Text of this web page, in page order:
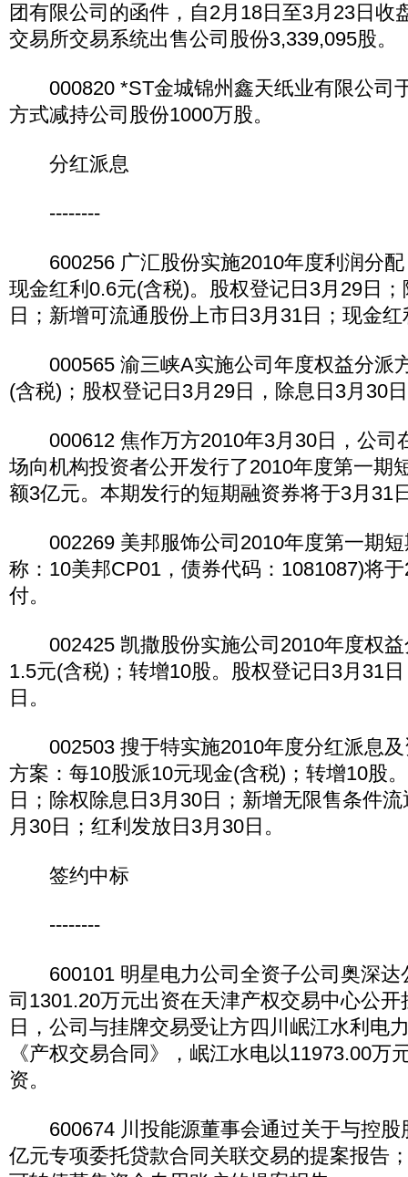
团有限公司的函件，自2月18日至3月23日收
交易所交易系统出售公司股份3,339,095股。
000820 *ST金城锦州鑫天纸业有限公司
方式减持公司股份1000万股。
分红派息
--------
600256 广汇股份实施2010年度利润分配
现金红利0.6元(含税)。股权登记日3月29日
日；新增可流通股份上市日3月31日；现金
000565 渝三峡A实施公司年度权益分派
(含税)；股权登记日3月29日，除息日3月30
000612 焦作万方2010年3月30日，公司
场向机构投资者公开发行了2010年度第一期
额3亿元。本期发行的短期融资券将于3月31
002269 美邦服饰公司2010年度第一期短
称：10美邦CP01，债券代码：1081087)将
付。
002425 凯撒股份实施公司2010年度权益
1.5元(含税)；转增10股。股权登记日3月31
日。
002503 搜于特实施2010年度分红派息及
方案：每10股派10元现金(含税)；转增10股
日；除权除息日3月30日；新增无限售条件
月30日；红利发放日3月30日。
签约中标
--------
600101 明星电力公司全资子公司奥深达
司1301.20万元出资在天津产权交易中心公
日，公司与挂牌交易受让方四川岷江水利电
《产权交易合同》，岷江水电以11973.00万
资。
600674 川投能源董事会通过关于与控股
亿元专项委托贷款合同关联交易的提案报告